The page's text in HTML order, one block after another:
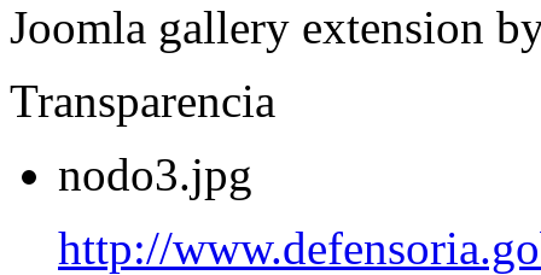
Joomla gallery extension
Transparencia
nodo3.jpg
http://